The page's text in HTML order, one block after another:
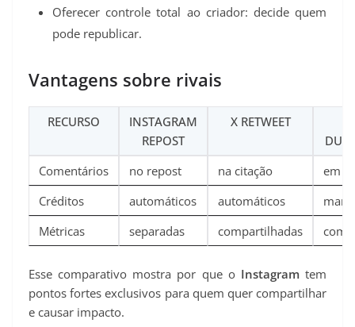
Oferecer controle total ao criador: decide quem
pode republicar.
Vantagens sobre rivais
RECURSO
INSTAGRAM
REPOST
X RETWEET
Comentários
no repost na citação
em
Créditos
automáticos automáticos
Métricas
separadas compartilhadas
Esse comparativo mostra por que o Instagramtem
pontos fortes exclusivos para quem quer compartilhar
e causar impacto.